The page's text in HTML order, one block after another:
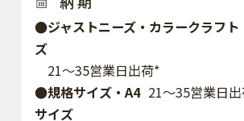
●ジャストニーズ・カラークラフト
ズ
21～35営業日出荷*
●規格サイズ・A4
サイズ
21～35営業日